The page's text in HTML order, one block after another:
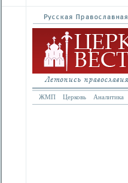
ЖМП Церковь Аналитика